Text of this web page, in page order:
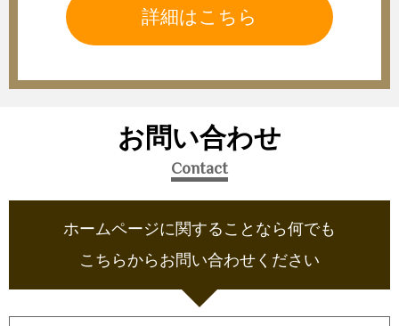
詳細はこちら
お問い合わせ
Contact
ホームページに関することなら何でも
こちらからお問い合わせください